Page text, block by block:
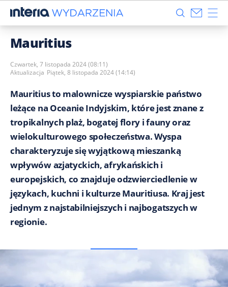
Mauritius
Czwartek, 7 listopada 2024 (08:11)
Aktualizacja Piątek, 8 listopada 2024 (14:14)
Mauritius to malownicze wyspiarskie państwo
leżące na Oceanie Indyjskim, które jest znane z
tropikalnych plaż, bogatej flory i fauny oraz
wielokulturowego społeczeństwa. Wyspa
charakteryzuje się wyjątkową mieszanką
wpływów azjatyckich, afrykańskich i
europejskich, co znajduje odzwierciedlenie w
językach, kuchni i kulturze Mauritiusa. Kraj jest
jednym z najstabilniejszych i najbogatszych w
regionie.